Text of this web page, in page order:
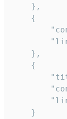
    },
    {
    },
    {
    }